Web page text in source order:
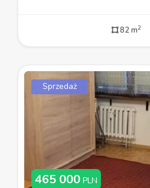
82 m2
Sprzedaż
465 000 PLN